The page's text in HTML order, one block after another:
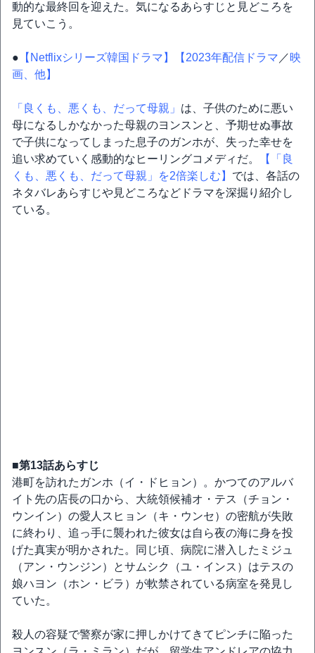
動的な最終回を迎えた。気になるあらすじと見どころを
見ていこう。
● 【Netflixシリーズ韓国ドラマ】 【2023年配信ドラマ ／映
画、他】
「良くも、悪くも、だって母親」 は、子供のために悪い
母になるしかなかった母親のヨンスンと、予期せぬ事故
で子供になってしまった息子のガンホが、失った幸せを
追い求めていく感動的なヒーリングコメディだ。
【「良
くも、悪くも、だって母親」を2倍楽しむ】 では、各話の
ネタバレあらすじや見どころなどドラマを深掘り紹介し
ている。
■第13話あらすじ
港町を訪れたガンホ（イ・ドヒョン）。かつてのアルバ
イト先の店長の口から、大統領候補オ・テス（チョン・
ウンイン）の愛人スヒョン（キ・ウンセ）の密航が失敗
に終わり、追っ手に襲われた彼女は自ら夜の海に身を投
げた真実が明かされた。同じ頃、病院に潜入したミジュ
（アン・ウンジン）とサムシク（ユ・インス）はテスの
娘ハヨン（ホン・ビラ）が軟禁されている病室を発見し
ていた。
殺人の容疑で警察が家に押しかけてきてピンチに陥った